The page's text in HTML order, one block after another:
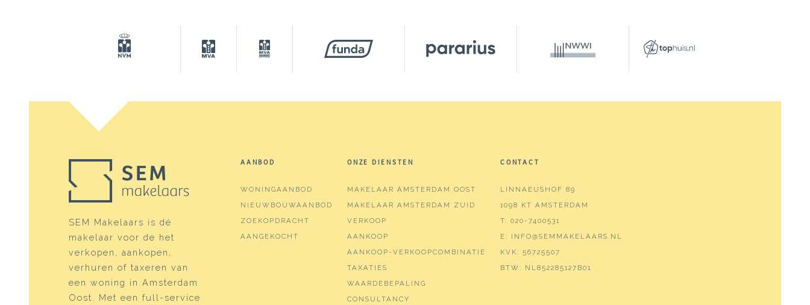
Oppervlakten en inhoud
39 m²
Indeling
Aantal badkamers
Badkamervoorzieningen Inloopdouche, toilet, wastafelmeubel
Aantal woonlagen 1
Voorzieningen Frans balkon, mechanische ventilatie
Energie
Isolatie Dubbel glas, vloerisolatie
SEM Makelaars is dé
makelaar voor de het
verkopen, aankopen,
verhuren of taxeren van
een woning in Amsterdam
Oost. Met een full-service
AANBOD
WONINGAANBOD
NIEUWBOUWAANBOD
ZOEKOPDRACHT
AANGEKOCHT
ONZE DIENSTEN
MAKELAAR AMSTERDAM OOST
MAKELAAR AMSTERDAM ZUID
VERKOOP
AANKOOP
AANKOOP-VERKOOPCOMBINATIE
TAXATIES
WAARDEBEPALING
CONSULTANCY
CONTACT
LINNAEUSHOF 89
1098 KT AMSTERDAM
T: 020-7400531
E: INFO@SEMMAKELAARS.NL
KVK: 56725507
BTW: NL852285127B01